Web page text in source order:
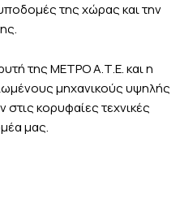
της χώρας και την
της ΜΕΤΡΟ Α.Τ.Ε. και η
μηχανικούς υψηλής
κορυφαίες τεχνικές
μας.